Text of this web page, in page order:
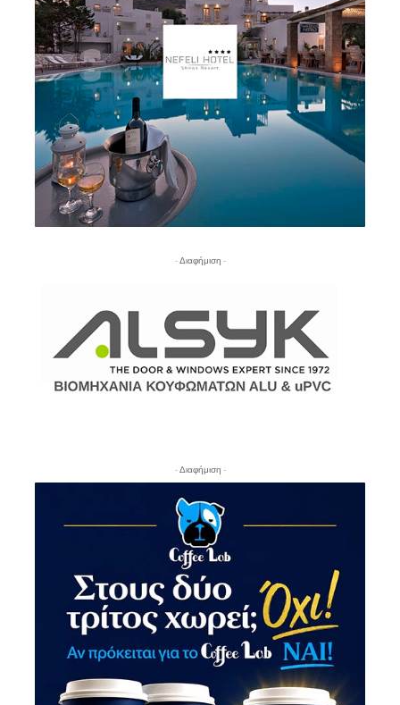
- Διαφήμιση -
- Διαφήμιση -